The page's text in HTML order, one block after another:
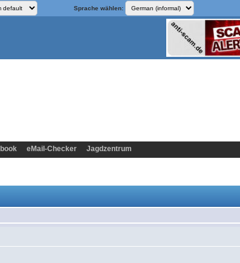
Sprache wählen:
eMail-Checker Jagdzentrum